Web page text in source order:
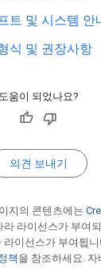
트 및 시스템 안
식 및 권장사항
도움이 되었나요?
의견 보내기
지의 콘텐츠에는
라 라이선스가 부여
라이선스가 부여됩
책 을 참조하세요.